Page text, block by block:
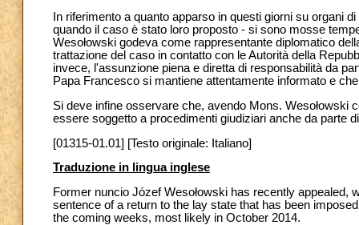
In riferimento a quanto apparso in questi giorni su organi
quando il caso è stato loro proposto - si sono mosse
Wesołowski godeva come rappresentante diplomatico
trattazione del caso in contatto con le Autorità della
invece, l'assunzione piena e diretta di responsabilità da
Papa Francesco si mantiene attentamente informato e
Si deve infine osservare che, avendo Mons.
essere soggetto a procedimenti giudiziari anche da parte
[01315-01.01] [Testo originale: Italiano]
Traduzione in lingua inglese
Former nuncio Józef Wesołowski has recently
sentence of a return to the lay state that has been
the coming weeks, most likely in October 2014.